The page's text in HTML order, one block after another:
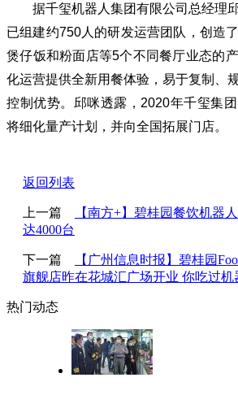
据千玺机器人集团有限公司总经理
已组建约750人的研发运营团队，创造
煲仔饭和粉面店等5个不同餐厅业态的
化运营提供全新用餐体验，易于复制、
控制优势。邱咪透露，2020年千玺集
将细化量产计划，并向全国拓展门店。
返回列表
上一篇
【南方+】碧桂园餐饮机器
达4000台
下一篇
【广州信息时报】碧桂园
旗舰店昨在花城汇广场开业 你吃过机
热门动态